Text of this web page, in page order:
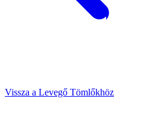
Vissza a Levegő Tömlőkhöz